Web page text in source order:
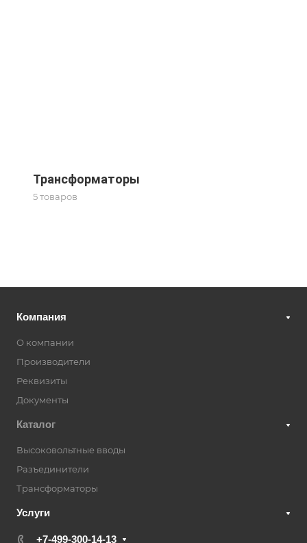
Трансформаторы
5 товаров
Компания
О компании
Производители
Реквизиты
Документы
Каталог
Высоковольтные вводы
Разъединители
Трансформаторы
Услуги
+7-499-300-14-13